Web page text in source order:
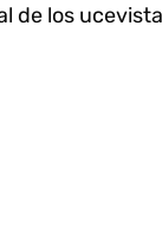
de los